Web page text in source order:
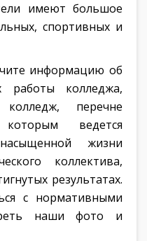
имеют большое
спортивных и
информацию об
работы колледжа,
перечне
ведется
жизни
коллектива,
результатах.
с нормативными
наши фото и